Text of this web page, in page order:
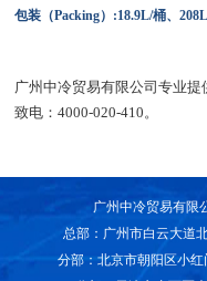
包装（Packing）:18.9L/桶、
广州中冷贸易有限公司专业提
致电：4000-020-410。
广州中冷贸易有限
总部：广州市白云大道
分部：北京市朝阳区小红